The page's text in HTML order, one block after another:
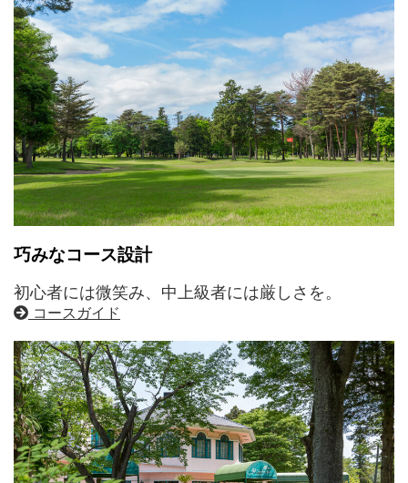
巧みなコース設計
初心者には微笑み、中上級者には厳しさを。
コースガイド